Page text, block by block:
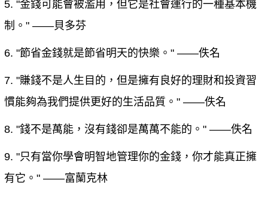
5. "金錢可能會被濫用，但它是社會運行的一種基本機
制。" ——貝多芬
6. "節省金錢就是節省明天的快樂。" ——佚名
7. "賺錢不是人生目的，但是擁有良好的理財和投資習
慣能夠為我們提供更好的生活品質。" ——佚名
8. "錢不是萬能，沒有錢卻是萬萬不能的。" ——佚名
9. "只有當你學會明智地管理你的金錢，你才能真正擁
有它。" ——富蘭克林